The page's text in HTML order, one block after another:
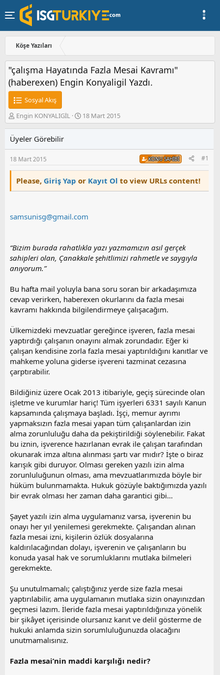
Köşe Yazıları
"çalışma Hayatında Fazla Mesai Kavramı"
(haberexen) Engin Konyaligil Yazdı.
Sosyal Akış
K
o
u
y
u
b
a
ş
a
Engin KONYALIGİL
B
a
a
g
ç
i
18 Mart 2015
Üyeler Görebilir
18 Mart 2015 KONU SAHIBI #1
Please, Giriş Yap or Kayıt Ol to view URLs content!
samsunisg@gmail.com
“Bizim burada rahatlıkla yazı yazmamızın asıl gerçek
sahipleri olan, Çanakkale şehitlimizi rahmetle ve saygıyla
anıyorum.”
Bu hafta mail yoluyla bana soru soran bir arkadaşımıza
cevap verirken, haberexen okurlarını da fazla mesai
kavramı hakkında bilgilendirmeye çalışacağım.
Ülkemizdeki mevzuatlar gereğince işveren, fazla mesai
yaptırdığı çalışanın onayını almak zorundadır. Eğer ki
çalışan kendisine zorla fazla mesai yaptırıldığını kanıtlar ve
mahkeme yoluna giderse işvereni tazminat cezasına
çarptırabilir.
Bildiğiniz üzere Ocak 2013 itibariyle, geçiş sürecinde olan
işletme ve kurumlar hariç! Tüm işyerleri 6331 sayılı Kanun
kapsamında çalışmaya başladı. İşçi, memur ayrımı
yapmaksızın fazla mesai yapan tüm çalışanlardan izin
alma zorunluluğu daha da pekiştirildiği söylenebilir. Fakat
bu iznin, işverence hazırlanan evrak ile çalışan tarafından
okunarak imza altına alınması şartı var mıdır? İşte o biraz
karışık gibi duruyor. Olması gereken yazılı izin alma
zorunluluğunun olması, ama mevzuatlarımızda böyle bir
hüküm bulunmamakta. Hukuk gözüyle baktığımızda yazılı
bir evrak olması her zaman daha garantici gibi…
Şayet yazılı izin alma uygulamanız varsa, işverenin bu
onayı her yıl yenilemesi gerekmekte. Çalışandan alınan
fazla mesai izni, kişilerin özlük dosyalarına
kaldırılacağından dolayı, işverenin ve çalışanların bu
konuda yasal hak ve sorumluklarını mutlaka bilmeleri
gerekmekte.
Şu unutulmamalı; çalıştığınız yerde size fazla mesai
yaptırılabilir, ama uygulamanın mutlaka sizin onayınızdan
geçmesi lazım. İleride fazla mesai yaptırıldığınıza yönelik
bir şikâyet içerisinde olursanız kanıt ve delil gösterme de
hukuki anlamda sizin sorumluluğunuzda olacağını
unutmamalısınız.
Fazla mesai’nin maddi karşılığı nedir?